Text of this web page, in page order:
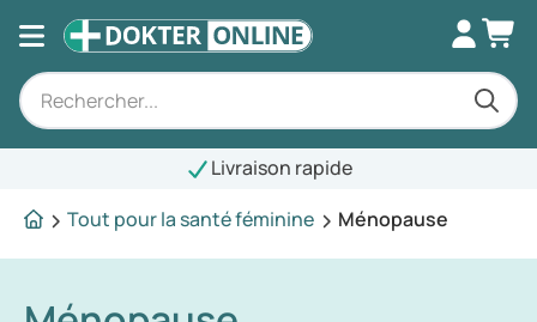
Livraison rapide
Tout pour la santé féminine
Ménopause